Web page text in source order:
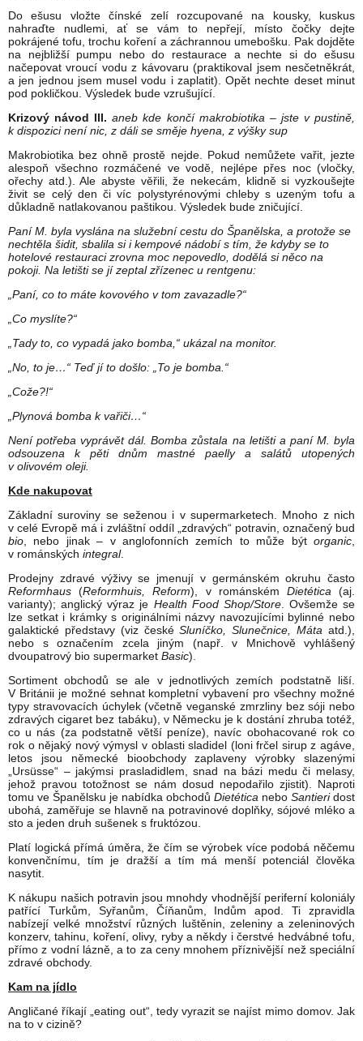
Do ešusu vložte čínské zelí rozcupované na kousky, kuskus
nahraďte nudlemi, ať se vám to nepřejí, místo čočky dejte
pokrájené tofu, trochu koření a záchrannou umebošku. Pak dojděte
na nejbližší pumpu nebo do restaurace a nechte si do ešusu
načepovat vroucí vodu z kávovaru (praktikoval jsem nesčetněkrát,
a jen jednou jsem musel vodu i zaplatit). Opět nechte deset minut
pod pokličkou. Výsledek bude vzrušující.
Krizový návod III. aneb kde končí makrobiotika – jste v pustině,
k dispozici není nic, z dáli se směje hyena, z výšky sup
Makrobiotika bez ohně prostě nejde. Pokud nemůžete vařit, jezte
alespoň všechno rozmáčené ve vodě, nejlépe přes noc (vločky,
ořechy atd.). Ale abyste věřili, že nekecám, klidně si vyzkoušejte
živit se celý den či víc polystyrénovými chleby s uzeným tofu a
důkladně natlakovanou paštikou. Výsledek bude zničující.
Paní M. byla vyslána na služební cestu do Španělska, a protože se
nechtěla šidit, sbalila si i kempové nádobí s tím, že kdyby se to
hotelové restauraci zrovna moc nepovedlo, dodělá si něco na
pokoji. Na letišti se jí zeptal zřízenec u rentgenu:
„Paní, co to máte kovového v tom zavazadle?“
„Co myslíte?“
„Tady to, co vypadá jako bomba,“ ukázal na monitor.
„No, to je…“ Teď jí to došlo: „To je bomba.“
„Cože?!“
„Plynová bomba k vařiči…“
Není potřeba vyprávět dál. Bomba zůstala na letišti a paní M. byla
odsouzena k pěti dnům mastné paelly a salátů utopených
v olivovém oleji.
Kde nakupovat
Základní suroviny se seženou i v supermarketech. Mnoho z nich
v celé Evropě má i zvláštní oddíl „zdravých“ potravin, označený bud
bio , nebo jinak – v anglofonních zemích to může být organic
v románských integral.
Prodejny zdravé výživy se jmenují v germánském okruhu často
Reformhaus (Reformhuis, Reform), v románském Dietética (aj.
varianty); anglický výraz je Health Food Shop/Store. Ovšemže se
lze setkat i krámky s originálními názvy navozujícími bylinné nebo
galaktické představy (viz českéSluníčko, Slunečnice, Mátaatd.),
nebo s označením zcela jiným (např. v Mnichově vyhlášený
dvoupatrový bio supermarket Basic).
Sortiment obchodů se ale v jednotlivých zemích podstatně liší.
V Británii je možné sehnat kompletní vybavení pro všechny možné
typy stravovacích úchylek (včetně veganské zmrzliny bez sóji nebo
zdravých cigaret bez tabáku), v Německu je k dostání zhruba totéž,
co u nás (za podstatně větší peníze), navíc obohacované rok co
rok o nějaký nový výmysl v oblasti sladidel (loni frčel sirup z agáve,
letos jsou německé bioobchody zaplaveny výrobky slazenými
„Ursüsse“ – jakýmsi prasladidlem, snad na bázi medu či melasy,
jehož pravou totožnost se nám dosud nepodařilo zjistit). Naproti
tomu ve Španělsku je nabídka obchodů Dietética nebo Santieridost
ubohá, zaměřuje se hlavně na potravinové doplňky, sójové mléko a
sto a jeden druh sušenek s fruktózou.
Platí logická přímá úměra, že čím se výrobek více podobá něčemu
konvenčnímu, tím je dražší a tím má menší potenciál člověka
nasytit.
K nákupu našich potravin jsou mnohdy vhodnější periferní koloniály
patřící Turkům, Syřanům, Číňanům, Indům apod. Ti zpravidla
nabízejí velké množství různých luštěnin, zeleniny a zeleninových
konzerv, tahinu, koření, olivy, ryby a někdy i čerstvé hedvábné tofu,
přímo z vodní lázně, a to za ceny mnohem příznivější než speciální
zdravé obchody.
Kam na jídlo
Angličané říkají „eating out“, tedy vyrazit se najíst mimo domov. Jak
na to v cizině?